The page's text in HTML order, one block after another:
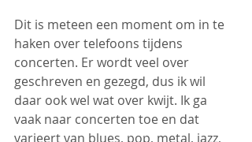
Dit is meteen een moment om in te
haken over telefoons tijdens
concerten. Er wordt veel over
geschreven en gezegd, dus ik wil
daar ook wel wat over kwijt. Ik ga
vaak naar concerten toe en dat
varieert van blues, pop, metal, jazz,